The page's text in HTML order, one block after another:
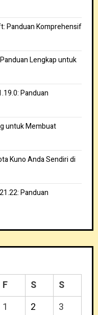
Panduan Komprehensif
Lengkap untuk
Panduan
untuk Membuat
Kuno Anda Sendiri di
Panduan
F S
S
1
2
3